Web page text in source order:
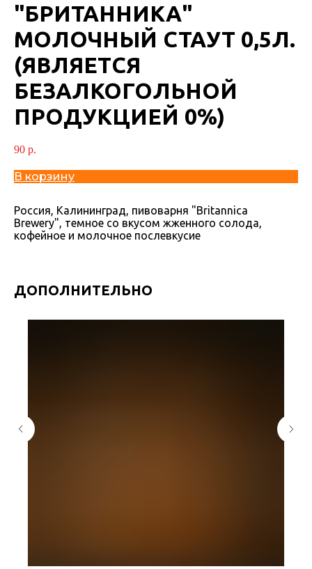
"БРИТАННИКА"
МОЛОЧНЫЙ СТАУТ 0,5Л.
(ЯВЛЯЕТСЯ
БЕЗАЛКОГОЛЬНОЙ
ПРОДУКЦИЕЙ 0%)
90 р.
В корзину
Россия, Калининград, пивоварня "Britannica
Brewery", темное со вкусом жженного солода,
кофейное и молочное послевкусие
ДОПОЛНИТЕЛЬНО